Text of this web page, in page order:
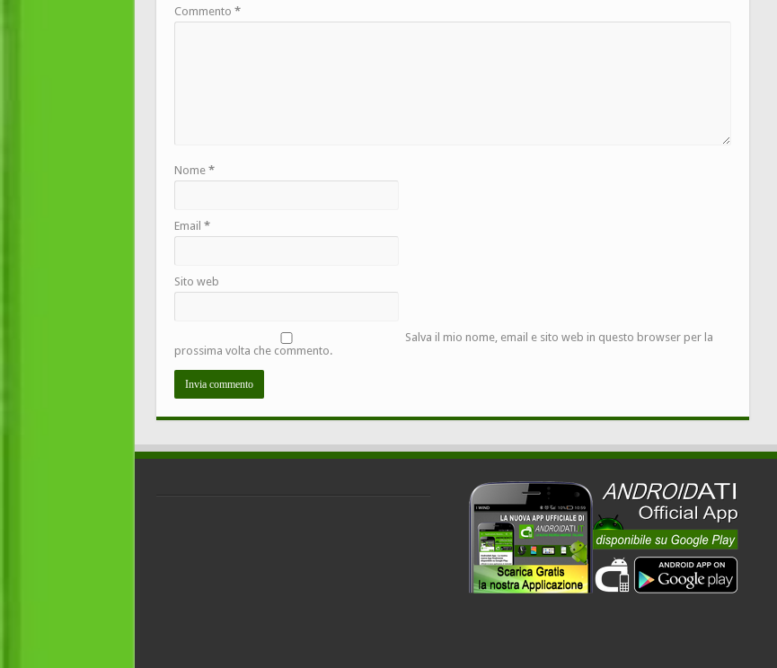
Commento *
Nome *
Email *
Sito web
Salva il mio nome, email e sito web in questo browser per la
prossima volta che commento.